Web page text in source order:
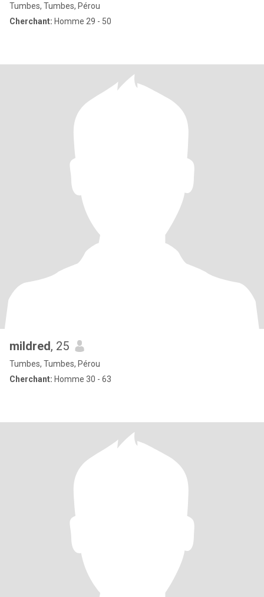
Tumbes, Tumbes, Pérou
Cherchant: Homme 29 - 50
mildred, 25
Tumbes, Tumbes, Pérou
Cherchant: Homme 30 - 63